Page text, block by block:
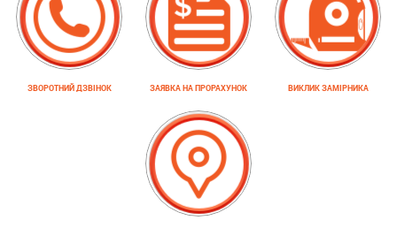
ЗВОРОТНИЙ ДЗВІНОК ЗАЯВКА НА ПРОРАХУНОК ВИКЛИК ЗАМІРНИКА